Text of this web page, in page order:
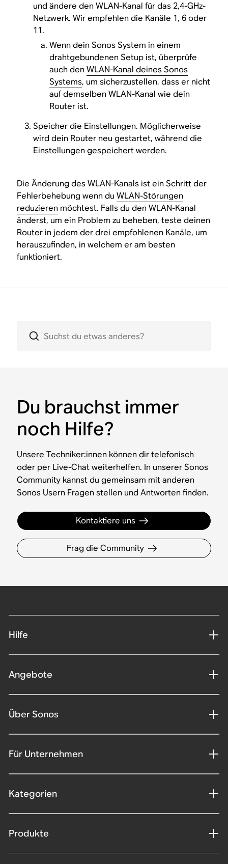
und ändere den WLAN-Kanal für das 2,4-GHz-
Netzwerk. Wir empfehlen die Kanäle 1, 6 oder
11.
Wenn dein Sonos System in einem
drahtgebundenen Setup ist, überprüfe
auch denWLAN-Kanal deines Sonos
Systems, um sicherzustellen, dass er nicht
auf demselben WLAN-Kanal wie dein
Router ist.
Speicher die Einstellungen. Möglicherweise
wird dein Router neu gestartet, während die
Einstellungen gespeichert werden.
Die Änderung des WLAN-Kanals ist ein Schritt der
Fehlerbehebung wenn duWLAN-Störungen
reduzieren möchtest. Falls du den WLAN-Kanal
änderst, um ein Problem zu beheben, teste deinen
Router in jedem der drei empfohlenen Kanäle, um
herauszufinden, in welchem er am besten
funktioniert.
Du brauchst immer
noch Hilfe?
Unsere Techniker:innen können dir telefonisch
oder per Live-Chat weiterhelfen. In unserer Sonos
Community kannst du gemeinsam mit anderen
Sonos Usern Fragen stellen und Antworten finden.
Kontaktiere uns
Frag die Community
Hilfe
Angebote
Über Sonos
Für Unternehmen
Kategorien
Produkte